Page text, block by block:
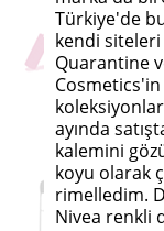
Türkiye'de
kendi siteleri
Quarantine
ayında
kalemini
koyu olarak
rimelledim.
Nivea renkli